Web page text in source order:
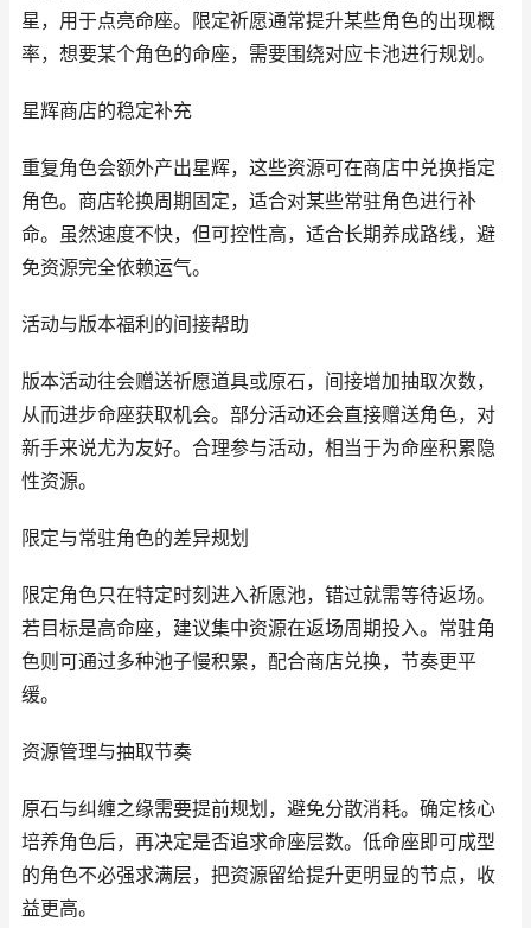
星，用于点亮命座。限定祈愿通常提升某些角色的出现概
率，想要某个角色的命座，需要围绕对应卡池进行规划。
星辉商店的稳定补充
重复角色会额外产出星辉，这些资源可在商店中兑换指定
角色。商店轮换周期固定，适合对某些常驻角色进行补
命。虽然速度不快，但可控性高，适合长期养成路线，避
免资源完全依赖运气。
活动与版本福利的间接帮助
版本活动往会赠送祈愿道具或原石，间接增加抽取次数，
从而进步命座获取机会。部分活动还会直接赠送角色，对
新手来说尤为友好。合理参与活动，相当于为命座积累隐
性资源。
限定与常驻角色的差异规划
限定角色只在特定时刻进入祈愿池，错过就需等待返场。
若目标是高命座，建议集中资源在返场周期投入。常驻角
色则可通过多种池子慢积累，配合商店兑换，节奏更平
缓。
资源管理与抽取节奏
原石与纠缠之缘需要提前规划，避免分散消耗。确定核心
培养角色后，再决定是否追求命座层数。低命座即可成型
的角色不必强求满层，把资源留给提升更明显的节点，收
益更高。